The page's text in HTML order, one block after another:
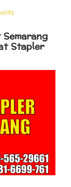
Stapler